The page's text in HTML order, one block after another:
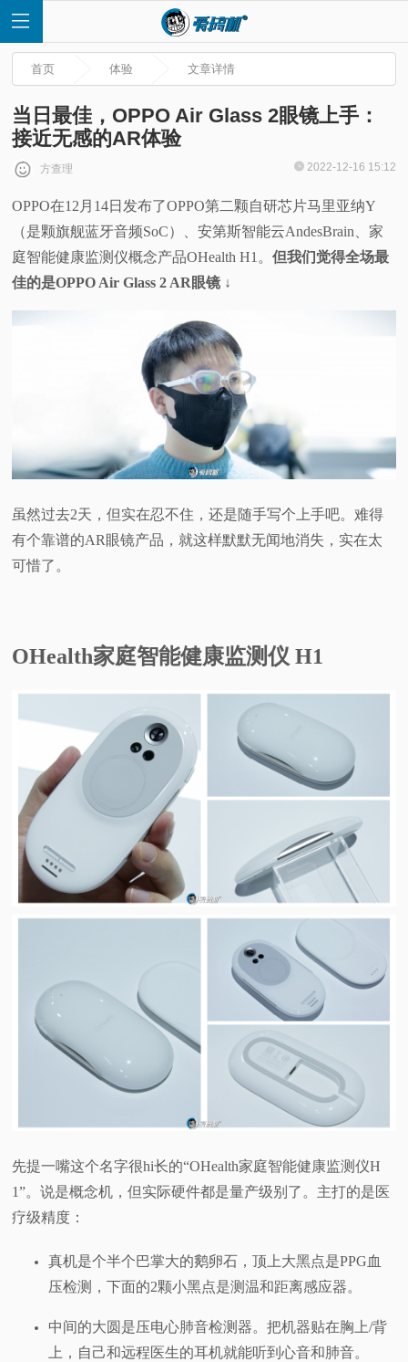
首
页
快
频
普
验
首页 体验 文章详情
当日最佳，OPPO Air Glass 2眼镜上手：
接近无感的AR体验
方查理 2022-12-16 15:12
OPPO在12月14日发布了OPPO第二颗自研芯片马里亚纳Y
（是颗旗舰蓝牙音频SoC）、安第斯智能云AndesBrain、家
庭智能健康监测仪概念产品OHealth H1。但我们觉得全场最
佳的是OPPO Air Glass 2 AR眼镜 ↓
虽然过去2天，但实在忍不住，还是随手写个上手吧。难得
有个靠谱的AR眼镜产品，就这样默默无闻地消失，实在太
可惜了。
OHealth家庭智能健康监测仪 H1
先提一嘴这个名字很hi长的“OHealth家庭智能健康监测仪H
1”。说是概念机，但实际硬件都是量产级别了。主打的是医
疗级精度：
真机是个半个巴掌大的鹅卵石，顶上大黑点是PPG血
压检测，下面的2颗小黑点是测温和距离感应器。
中间的大圆是压电心肺音检测器。把机器贴在胸上/背
上，自己和远程医生的耳机就能听到心音和肺音。